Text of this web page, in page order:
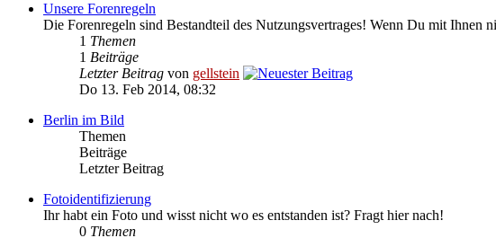
Unsere Forenregeln
Die Forenregeln sind Bestandteil des Nutzungsvertrages! Wenn Du mit Ihnen
1 Themen
1 Beiträge
Letzter Beitrag von gellstein
Do 13. Feb 2014, 08:32
Berlin im Bild
Themen
Beiträge
Letzter Beitrag
Fotoidentifizierung
Ihr habt ein Foto und wisst nicht wo es entstanden ist? Fragt hier nach!
0 Themen